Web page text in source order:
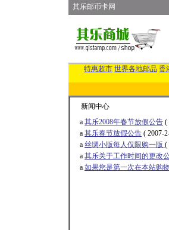
其乐邮币卡网
特惠超市 世界各地邮品 香
新闻中心
a 其乐2008年春节放假公告 (
a 其乐春节放假公告 ( 2007-
a 丝绸小版每人仅限购一版 (
a 其乐关于工作时间的更改
a 如果您是第一次在本站购